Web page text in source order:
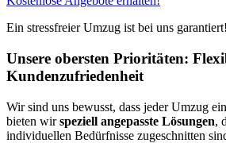
Ein stressfreier Umzug ist bei uns garantiert!
Unsere obersten Prioritäten:
Kundenzufriedenheit
Wir sind uns bewusst, dass jeder Umzug
bieten wirspeziell angepasste Lösungen,
individuellen Bedürfnisse zugeschnitten